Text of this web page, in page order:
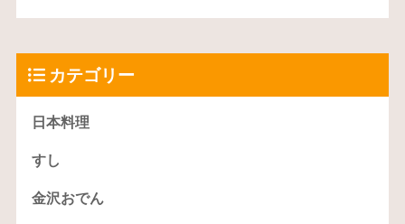
カテゴリー
日本料理
すし
金沢おでん